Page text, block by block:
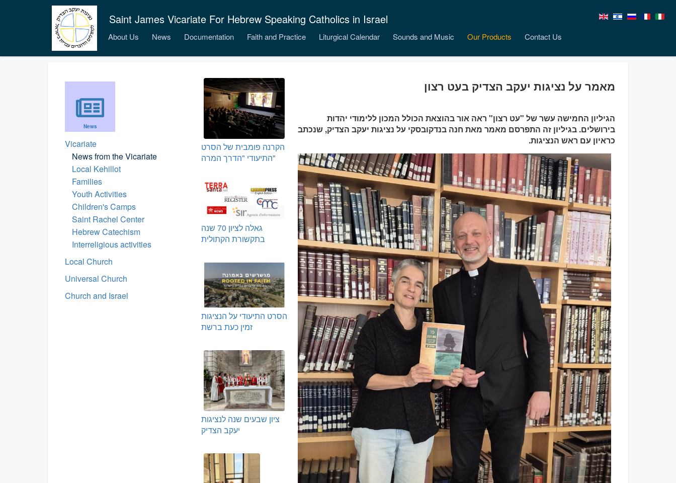
Saint James Vicariate For Hebrew Speaking Catholics in Israel
About Us News Documentation Faith and Practice Liturgical Calendar Sounds and Music Our Products Contact Us
News
Vicariate
News from the Vicariate
Local Kehillot
Families
Youth Activities
Children's Camps
Saint Rachel Center
Hebrew Catechism
Interreligious activities
Local Church
Universal Church
Church and Israel
מאמר על נציגות יעקב הצדיק בעט רצון
הגיליון החמישה עשר של "עט רצון" ראה אור בהוצאת הכולל המכון ללימודי יהדות
בירושלים. בגיליון זה התפרסם מאמר מאת חנה בנדקובסקי על נציגות יעקב הצדיק, שנכתב
כראיון עם ראש הנציגות.
הקרנה פומבית של הסרט
התיעודי "הדרך המרה"
גאלה לציון 70 שנה
בתקשורת הקתולית
הסרט התיעודי על הנציגות
זמין כעת ברשת
ציון שבעים שנה לנציגות
יעקב הצדיק